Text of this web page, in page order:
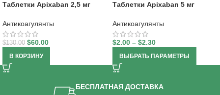
Таблетки Apixaban 2,5 мг
Антикоагулянты
$130.00 $60.00
В КОРЗИНУ
Таблетки Apixaban 5 мг
Антикоагулянты
$2.00 – $2.30
ВЫБРАТЬ ПАРАМЕТРЫ
БЕСПЛАТНАЯ ДОСТАВКА